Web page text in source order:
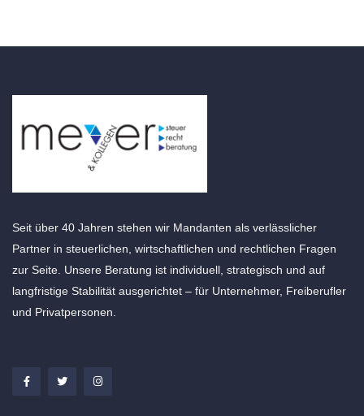
Seit über 40 Jahren stehen wir Mandanten als verlässlicher
Partner in steuerlichen, wirtschaftlichen und rechtlichen Fragen
zur Seite. Unsere Beratung ist individuell, strategisch und auf
langfristige Stabilität ausgerichtet – für Unternehmer, Freiberufler
und Privatpersonen.